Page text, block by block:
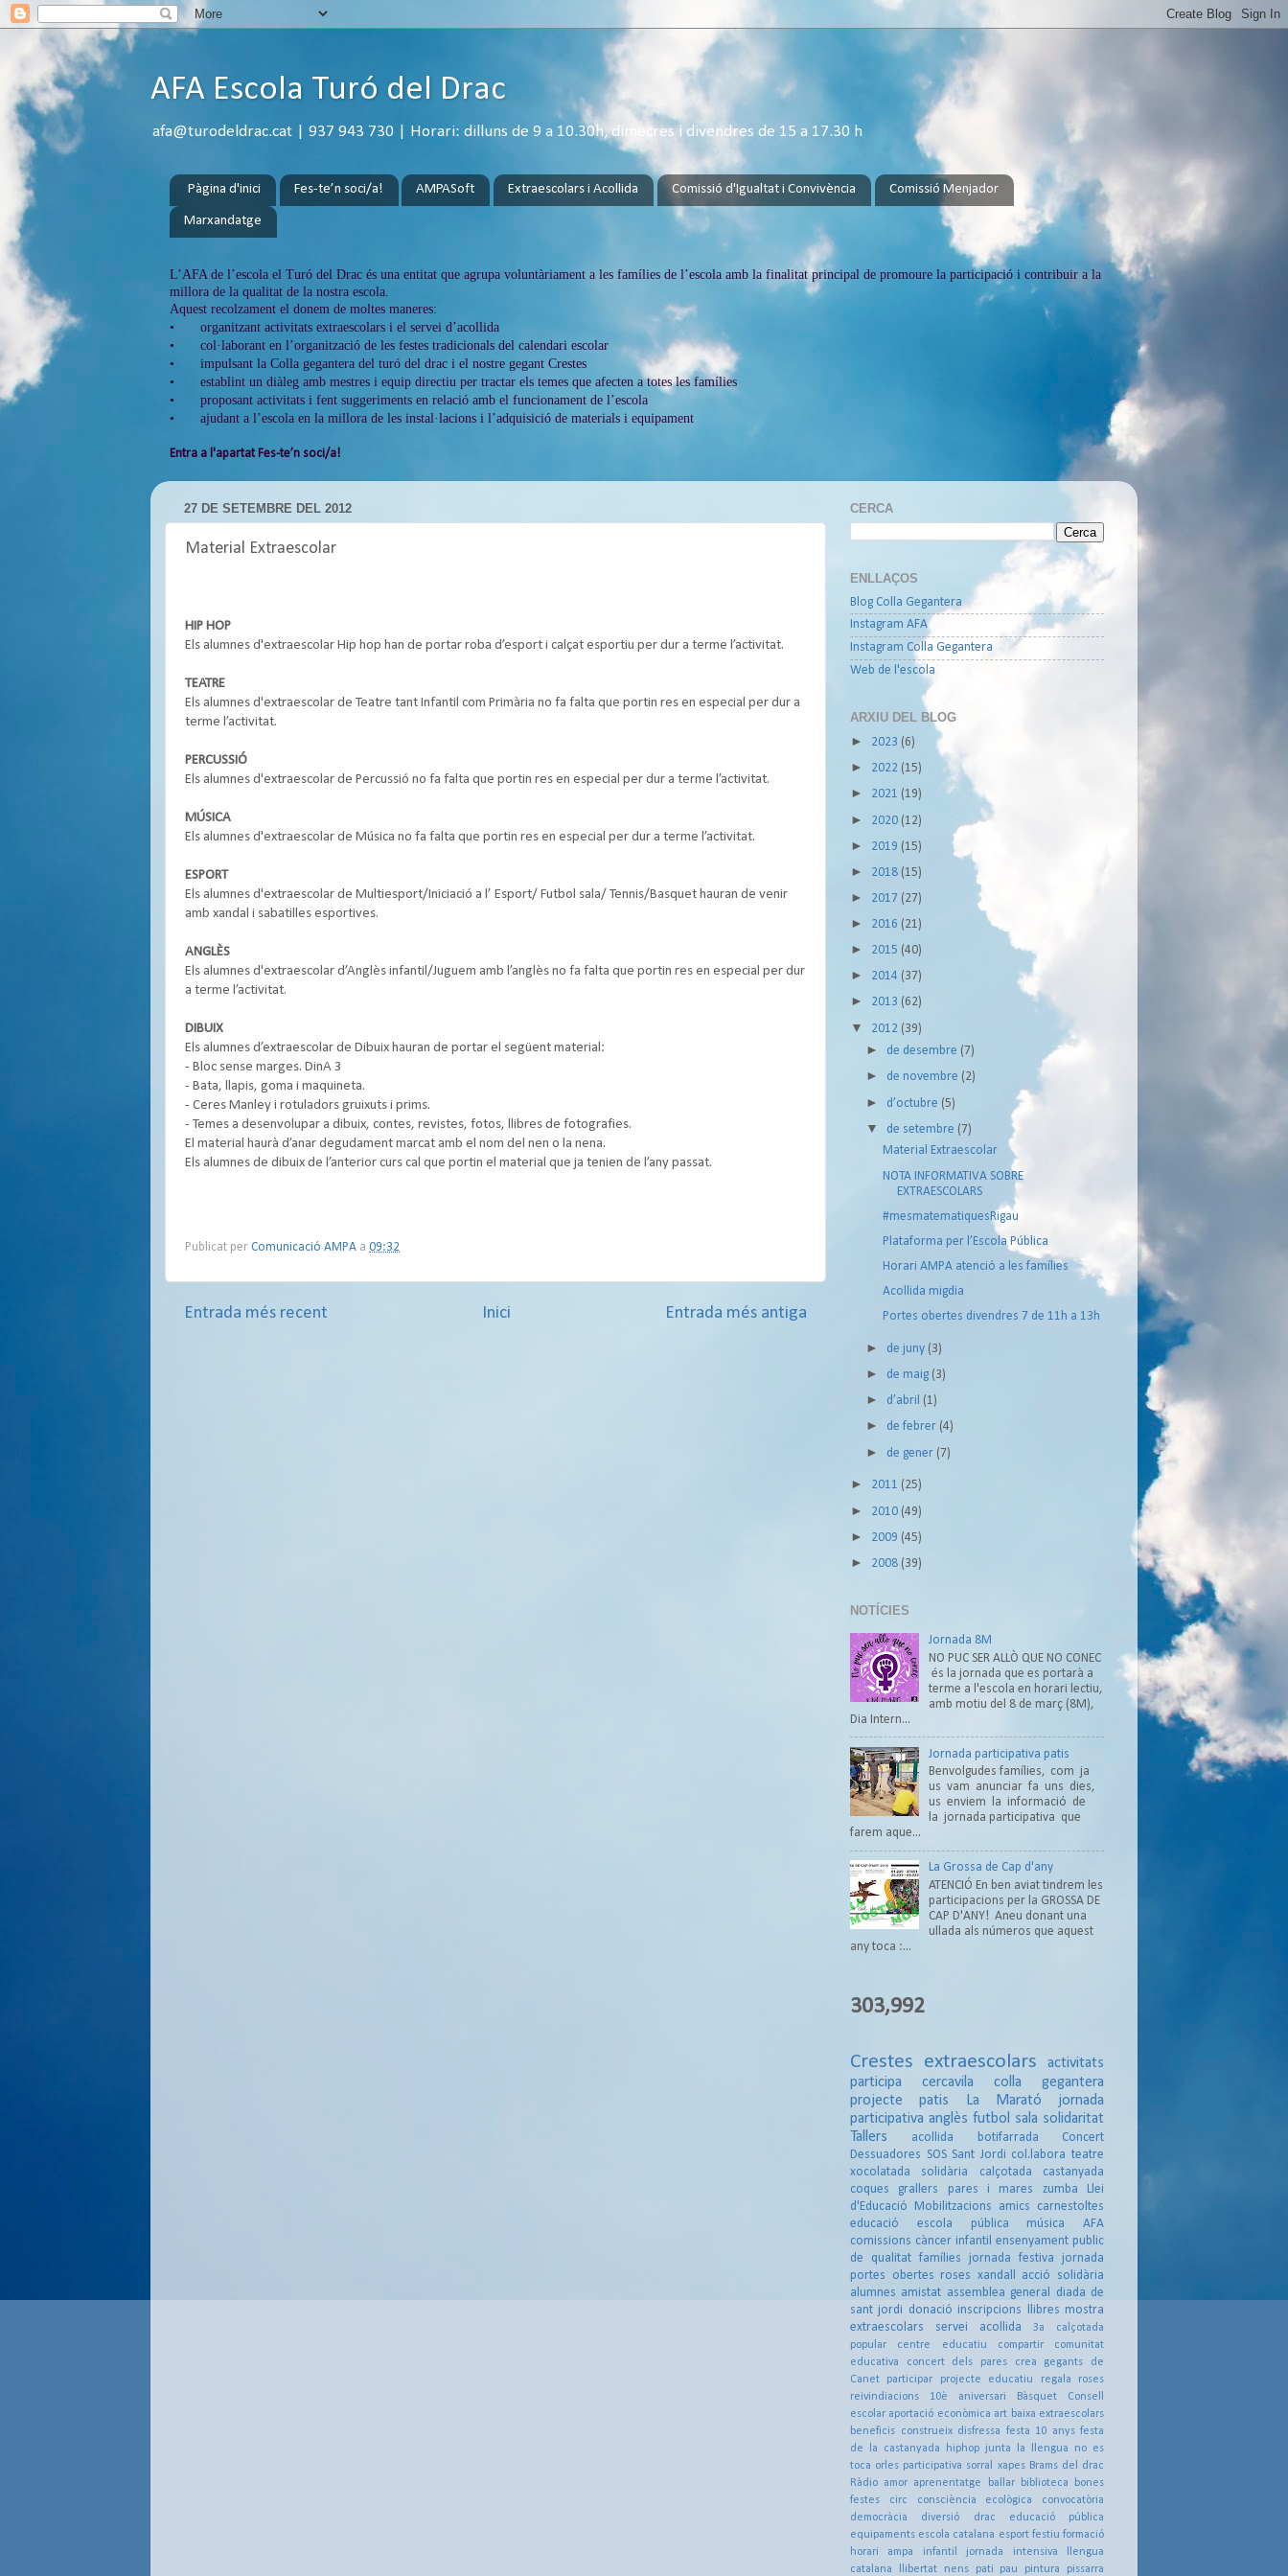
AFA Escola Turó del Drac
afa@turodeldrac.cat | 937 943 730 | Horari: dilluns de 9 a 10.30h, dimecres i divendres de 15 a 17.30 h
Pàgina d'inici Fes-te’n soci/a! AMPASoft Extraescolars i Acollida Comissió d'Igualtat i Convivència Comissió Menjador
Marxandatge
L’AFA de l’escola el Turó del Drac és una entitat que agrupa voluntàriament a les famílies de l’escola amb la finalitat principal de promoure la participació i contribuir a la
millora de la qualitat de la nostra escola.
Aquest recolzament el donem de moltes maneres:
•
organitzant activitats extraescolars i el servei d’acollida
•
col·laborant en l’organització de les festes tradicionals del calendari escolar
•
impulsant la Colla gegantera del turó del drac i el nostre gegant Crestes
•
establint un diàleg amb mestres i equip directiu per tractar els temes que afecten a totes les famílies
•
proposant activitats i fent suggeriments en relació amb el funcionament de l’escola
•
ajudant a l’escola en la millora de les instal·lacions i l’adquisició de materials i equipament
Entra a l'apartat Fes-te’n soci/a!
27 DE SETEMBRE DEL 2012
Material Extraescolar
HIP HOP
Els alumnes d'extraescolar Hip hop han de portar roba d’esport i calçat esportiu per dur a terme l’activitat.
TEATRE
Els alumnes d'extraescolar de Teatre tant Infantil com Primària no fa falta que portin res en especial per dur a
terme l’activitat.
PERCUSSIÓ
Els alumnes d'extraescolar de Percussió no fa falta que portin res en especial per dur a terme l’activitat.
MÚSICA
Els alumnes d'extraescolar de Música no fa falta que portin res en especial per dur a terme l’activitat.
ESPORT
Els alumnes d'extraescolar de Multiesport/Iniciació a l’ Esport/ Futbol sala/ Tennis/Basquet hauran de venir
amb xandal i sabatilles esportives.
ANGLÈS
Els alumnes d'extraescolar d’Anglès infantil/Juguem amb l’anglès no fa falta que portin res en especial per dur
a terme l’activitat.
DIBUIX
Els alumnes d’extraescolar de Dibuix hauran de portar el següent material:
- Bloc sense marges. DinA 3
- Bata, llapis, goma i maquineta.
- Ceres Manley i rotuladors gruixuts i prims.
- Temes a desenvolupar a dibuix, contes, revistes, fotos, llibres de fotografies.
El material haurà d’anar degudament marcat amb el nom del nen o la nena.
Els alumnes de dibuix de l’anterior curs cal que portin el material que ja tenien de l’any passat.
Publicat per Comunicació AMPA a 09:32
Entrada més recent Entrada més antiga
Inici
CERCA
ENLLAÇOS
Blog Colla Gegantera
Instagram AFA
Instagram Colla Gegantera
Web de l'escola
ARXIU DEL BLOG
►
2023 (6)
► 2022 (15)
► 2021 (19)
► 2020 (12)
► 2019 (15)
► 2018 (15)
► 2017 (27)
► 2016 (21)
► 2015 (40)
► 2014 (37)
► 2013 (62)
▼ 2012 (39)
► de desembre (7)
► de novembre (2)
► d’octubre (5)
▼ de setembre (7)
Material Extraescolar
NOTA INFORMATIVA SOBRE
EXTRAESCOLARS
#mesmatematiquesRigau
Plataforma per l’Escola Pública
Horari AMPA atenció a les famílies
Acollida migdia
Portes obertes divendres 7 de 11h a 13h
► de juny (3)
► de maig (3)
► d’abril (1)
► de febrer (4)
► de gener (7)
► 2011 (25)
► 2010 (49)
► 2009 (45)
► 2008 (39)
NOTÍCIES
Jornada 8M
NO PUC SER ALLÒ QUE NO CONEC
és la jornada que es portarà a
terme a l'escola en horari lectiu,
amb motiu del 8 de març (8M),
Dia Intern...
Jornada participativa patis
Benvolgudes famílies, com ja
us vam anunciar fa uns dies,
us enviem la informació de
la jornada participativa que
farem aque...
La Grossa de Cap d'any
ATENCIÓ En ben aviat tindrem les
participacions per la GROSSA DE
CAP D'ANY! Aneu donant una
ullada als números que aquest
any toca :...
303,992
Crestes extraescolars
activitats
participa
cercavila
colla gegantera
projecte patis
La Marató
jornada
participativa anglès futbol sala solidaritat
Tallers
acollida botifarrada
Concert
Dessuadores SOS Sant Jordi col.labora teatre
xocolatada solidària
calçotada
castanyada
coques
grallers pares i mares zumba
Llei
d'Educació
Mobilitzacions amics
carnestoltes
educació
escola pública música
AFA
comissions càncer infantil
ensenyament public
de qualitat
famílies jornada festiva
jornada
portes obertes
roses xandall
acció solidària
alumnes amistat assemblea general
diada de
sant jordi
donació inscripcions llibres mostra
extraescolars
servei acollida
3a calçotada
popular
centre educatiu compartir
comunitat
educativa
concert dels pares crea
gegants de
Canet
participar projecte educatiu
regala roses
reivindiacions
10è aniversari Bàsquet
Consell
escolar aportació econòmica art baixa extraescolars
beneficis construeix disfressa festa 10 anys festa
de la castanyada
hiphop junta
la llengua no es
toca orles participativa sorral xapes Brams del drac
Ràdio amor aprenentatge ballar biblioteca
bones
festes
circ consciència ecològica
convocatòria
democràcia
diversió drac
educació pública
equipaments escola catalana esport festiu formació
horari ampa
infantil jornada intensiva
llengua
catalana
llibertat nens pati pau pintura pissarra